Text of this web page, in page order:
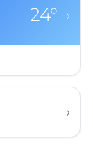
24° ›
›